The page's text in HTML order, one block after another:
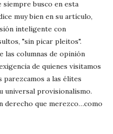
busco en esta
muy bien en su artículo,
inteligente con
"sin picar pleitos".
las columnas de opinión
de quienes visitamos
parezcamos a las élites
universal provisionalismo.
derecho que merezco…como